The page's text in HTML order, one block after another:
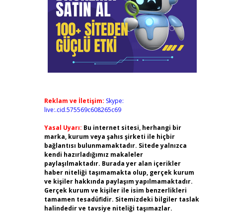
Reklam ve İletişim: Skype:
live:.cid.575569c608265c69
Yasal Uyarı: Bu internet sitesi, herhangi bir
marka, kurum veya şahıs şirketi ile hiçbir
bağlantısı bulunmamaktadır. Sitede yalnızca
kendi hazırladığımız makaleler
paylaşılmaktadır. Burada yer alan içerikler
haber niteliği taşımamakta olup, gerçek kurum
ve kişiler hakkında paylaşım yapılmamaktadır.
Gerçek kurum ve kişiler ile isim benzerlikleri
tamamen tesadüfidir. Sitemizdeki bilgiler taslak
halindedir ve tavsiye niteliği taşımazlar.